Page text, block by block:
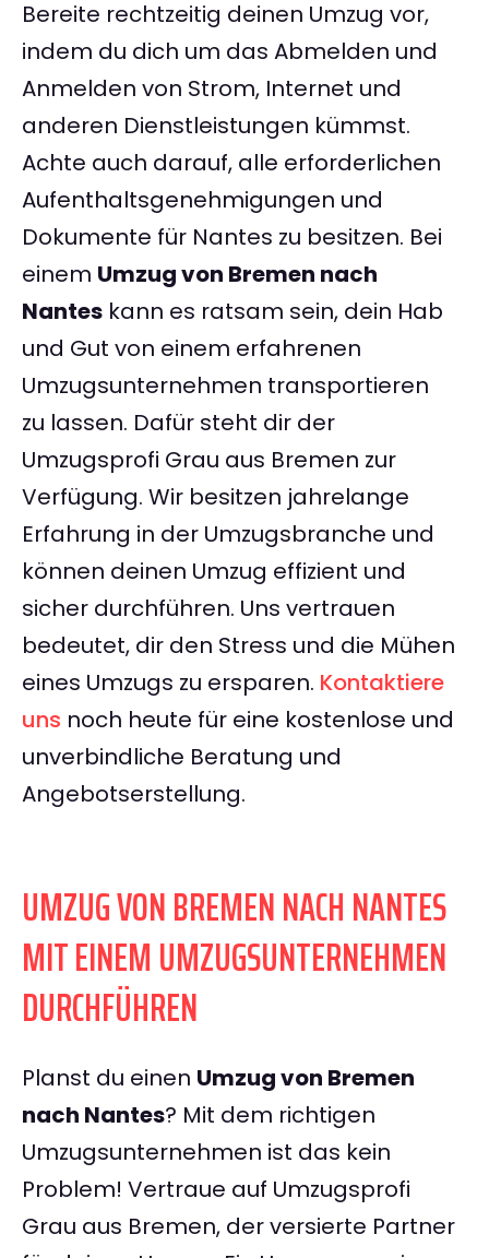
Bereite rechtzeitig deinen Umzug vor,
indem du dich um das Abmelden und
Anmelden von Strom, Internet und
anderen Dienstleistungen kümmst.
Achte auch darauf, alle erforderlichen
Aufenthaltsgenehmigungen und
Dokumente für Nantes zu besitzen. Bei
einem Umzug von Bremen nach
Nantes kann es ratsam sein, dein Hab
und Gut von einem erfahrenen
Umzugsunternehmen transportieren
zu lassen. Dafür steht dir der
Umzugsprofi Grau aus Bremen zur
Verfügung. Wir besitzen jahrelange
Erfahrung in der Umzugsbranche und
können deinen Umzug effizient und
sicher durchführen. Uns vertrauen
bedeutet, dir den Stress und die Mühen
eines Umzugs zu ersparen. Kontaktiere
uns noch heute für eine kostenlose und
unverbindliche Beratung und
Angebotserstellung.
UMZUG VON BREMEN NACH NANTES
MIT EINEM UMZUGSUNTERNEHMEN
DURCHFÜHREN
Planst du einen Umzug von Bremen
nach Nantes? Mit dem richtigen
Umzugsunternehmen ist das kein
Problem! Vertraue auf Umzugsprofi
Grau aus Bremen, der versierte Partner